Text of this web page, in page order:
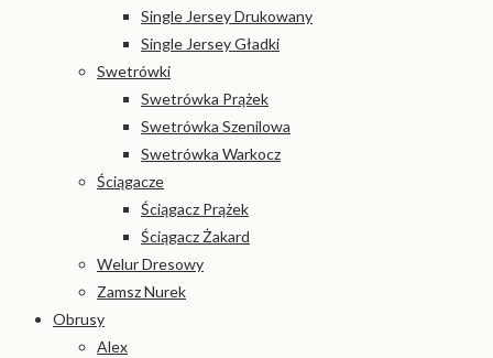
Single Jersey Drukowany
Single Jersey Gładki
Swetrówki
Swetrówka Prążek
Swetrówka Szenilowa
Swetrówka Warkocz
Ściągacze
Ściągacz Prążek
Ściągacz Żakard
Welur Dresowy
Zamsz Nurek
Obrusy
Alex